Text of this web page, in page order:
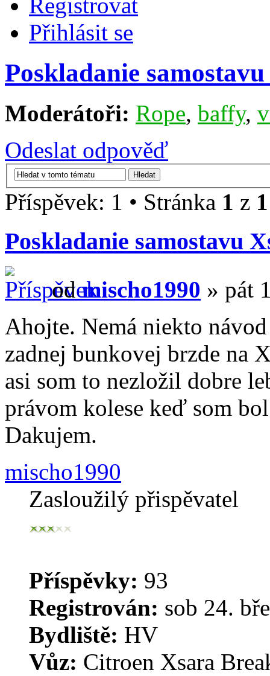
Registrovat
Přihlásit se
Poskladanie
Moderátoři: Rope, baffy,
Odeslat odpověď
Příspěvek: 1 • Stránka 1 z 1
Poskladanie samostavu
odmischo1990 » pát
Ahojte. Nemá niekto
zadnej bunkovej brzde na
asi som to nezložil dobre
právom kolese keď som
Dakujem.
mischo1990
Zasloužilý přispěvatel
Příspěvky: 93
Registrován: sob 24.
Bydliště: HV
Vůz: Citroen Xsara